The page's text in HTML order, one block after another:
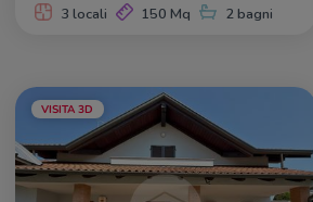
3 locali 150 Mq 2 bagni
VISITA 3D